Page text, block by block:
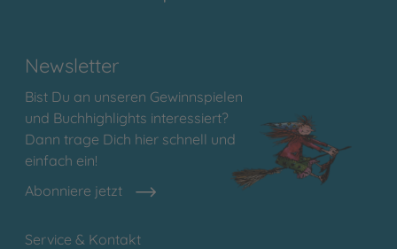
Newsletter
Bist Du an unseren Gewinnspielen
und Buchhighlights interessiert?
Dann trage Dich hier schnell und
einfach ein!
Abonniere jetzt
Service & Kontakt